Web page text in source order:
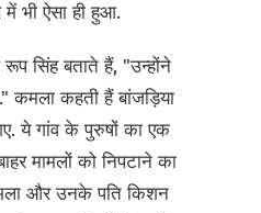
में भी ऐसा ही हुआ.
सिंह बताते हैं, "उन्होंने
कमला कहती हैं बांजड़िया
ये गांव के पुरुषों का एक
मामलों को निपटाने का
और उनके पति किशन